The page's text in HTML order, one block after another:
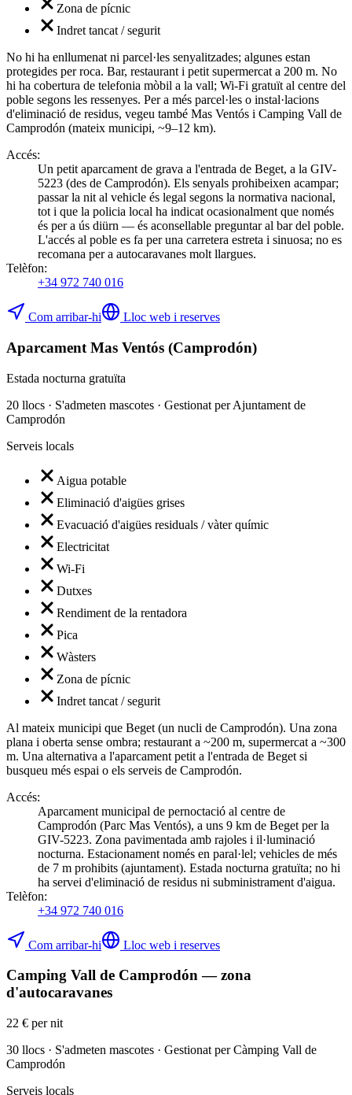
Zona de pícnic
Indret tancat / segurit
No hi ha enllumenat ni parcel·les senyalitzades; algunes estan
protegides per roca. Bar, restaurant i petit supermercat a 200 m. No
hi ha cobertura de telefonia mòbil a la vall; Wi-Fi gratuït al centre del
poble segons les ressenyes. Per a més parcel·les o instal·lacions
d'eliminació de residus, vegeu també Mas Ventós i Camping Vall de
Camprodón (mateix municipi, ~9–12 km).
Accés:
Un petit aparcament de grava a l'entrada de Beget, a la GIV-
5223 (des de Camprodón). Els senyals prohibeixen acampar;
passar la nit al vehicle és legal segons la normativa nacional,
tot i que la policia local ha indicat ocasionalment que només
és per a ús diürn — és aconsellable preguntar al bar del poble.
L'accés al poble es fa per una carretera estreta i sinuosa; no es
recomana per a autocaravanes molt llargues.
Telèfon:
+34 972 740 016
Com arribar-hi Lloc web i reserves
Aparcament Mas Ventós (Camprodón)
Estada nocturna gratuïta
20 llocs · S'admeten mascotes · Gestionat per Ajuntament de
Camprodón
Serveis locals
Aigua potable
Eliminació d'aigües grises
Evacuació d'aigües residuals / vàter químic
Electricitat
Wi-Fi
Dutxes
Rendiment de la rentadora
Pica
Wàsters
Zona de pícnic
Indret tancat / segurit
Al mateix municipi que Beget (un nucli de Camprodón). Una zona
plana i oberta sense ombra; restaurant a ~200 m, supermercat a ~300
m. Una alternativa a l'aparcament petit a l'entrada de Beget si
busqueu més espai o els serveis de Camprodón.
Accés:
Aparcament municipal de pernoctació al centre de
Camprodón (Parc Mas Ventós), a uns 9 km de Beget per la
GIV-5223. Zona pavimentada amb rajoles i il·luminació
nocturna. Estacionament només en paral·lel; vehicles de més
de 7 m prohibits (ajuntament). Estada nocturna gratuïta; no hi
ha servei d'eliminació de residus ni subministrament d'aigua.
Telèfon:
+34 972 740 016
Com arribar-hi Lloc web i reserves
Camping Vall de Camprodón — zona
d'autocaravanes
22 € per nit
30 llocs · S'admeten mascotes · Gestionat per Càmping Vall de
Camprodón
Serveis locals